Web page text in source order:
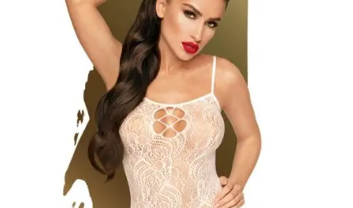
SELECCIONAR
OPCIONES